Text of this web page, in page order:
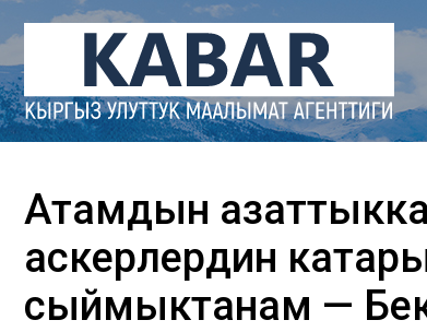
Атамдын азаттыкка
аскерлердин
сыймыктанам —